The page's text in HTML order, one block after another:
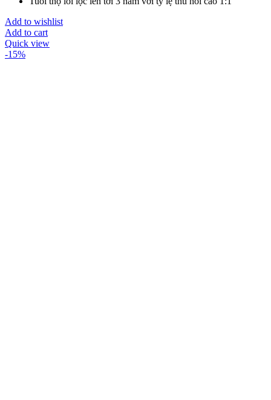
Add to wishlist
Add to cart
Quick view
-15%